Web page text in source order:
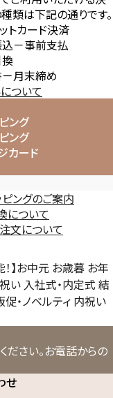
類は下記の通りです。
トカード決済
－事前支払
月末締め
ついて
ング
ング
カード
ピングのご案内
について
文について
】お中元 お歳暮 お年
い 入社式・内定式 結
促・ノベルティ 内祝い
さい。お電話からの
せ